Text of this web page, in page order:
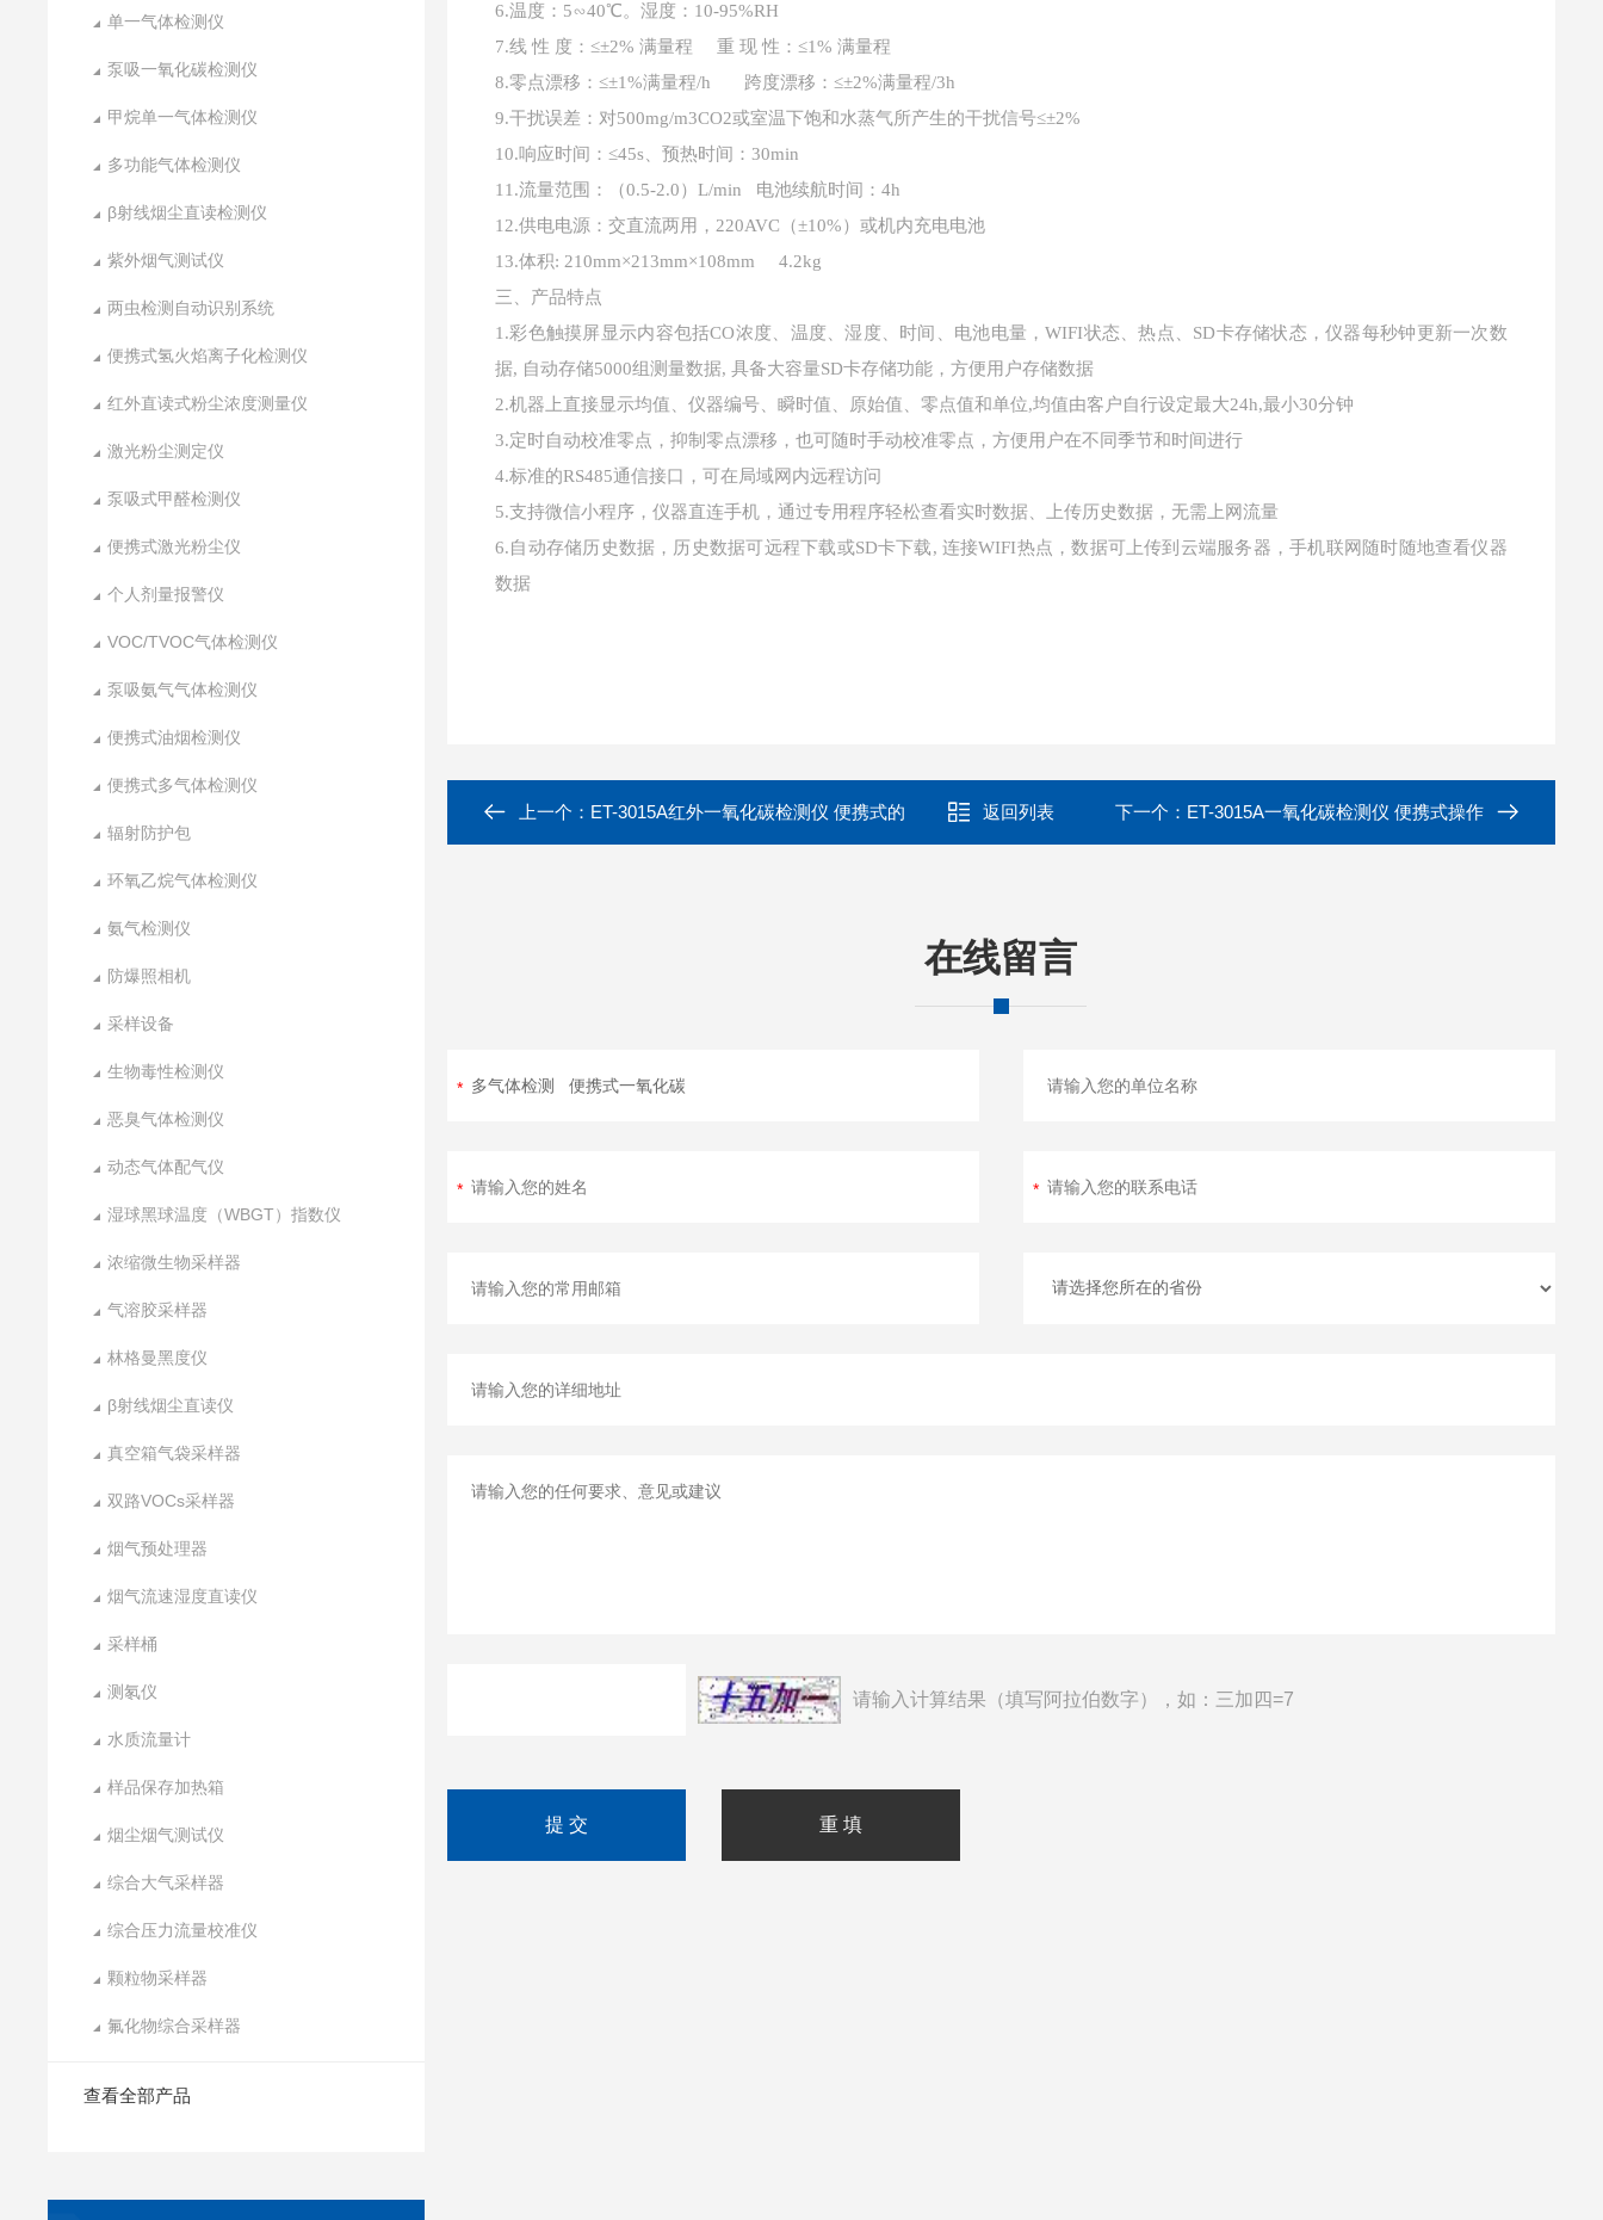
单一气体检测仪
泵吸一氧化碳检测仪
甲烷单一气体检测仪
多功能气体检测仪
β射线烟尘直读检测仪
紫外烟气测试仪
两虫检测自动识别系统
便携式氢火焰离子化检测仪
红外直读式粉尘浓度测量仪
激光粉尘测定仪
泵吸式甲醛检测仪
便携式激光粉尘仪
个人剂量报警仪
VOC/TVOC气体检测仪
泵吸氨气气体检测仪
便携式油烟检测仪
便携式多气体检测仪
辐射防护包
环氧乙烷气体检测仪
氨气检测仪
防爆照相机
采样设备
生物毒性检测仪
恶臭气体检测仪
动态气体配气仪
湿球黑球温度（WBGT）指数仪
浓缩微生物采样器
气溶胶采样器
林格曼黑度仪
β射线烟尘直读仪
真空箱气袋采样器
双路VOCs采样器
烟气预处理器
烟气流速湿度直读仪
采样桶
测氡仪
水质流量计
样品保存加热箱
烟尘烟气测试仪
综合大气采样器
综合压力流量校准仪
颗粒物采样器
氟化物综合采样器
查看全部产品
6.温度：5∽40℃。湿度 ： 10-95%RH
7.线 性 度：≤±2% 满量程 重 现 性：≤1% 满量程
8.零点漂移：≤±1%满量程/h 跨度漂移：≤±2%满量程/3h
9.干扰误差：对500mg/m3CO2或室温下饱和水蒸气所产生的干扰信号≤±2%
10.响应时间：≤45s、预热时间：30min
11.流量范围：（0.5-2.0）L/min 电池续航时间：4h
12.供电电源：交直流两用，220AVC（±10%）或机内充电电池
13.体积: 210mm×213mm×108mm 4.2kg
三、 产品特点
1.彩色触摸屏显示内容包括CO浓度、温度、湿度、时间、电池电量，WIFI状态、热点、SD卡存储状态，仪器每秒钟更新一次数
据, 自动存储5000组测量数据, 具备大容量SD卡存储功能，方便用户存储数据
2.机器上直接显示均值、仪器编号、瞬时值、原始值、零点值和单位,均值由客户自行设定最大24h,最小30分钟
3.定时自动校准零点，抑制零点漂移，也可随时手动校准零点，方便用户在不同季节和时间进行
4.标准的RS485通信接口，可在局域网内远程访问
5.支持微信小程序，仪器直连手机，通过专用程序轻松查看实时数据、上传历史数据，无需上网流量
6.自动存储历史数据，历史数据可远程下载或SD卡下载, 连接WIFI热点，数据可上传到云端服务器，手机联网随时随地查看仪器
数据
上一个： ET-3015A红外一氧化碳检测仪 便携式的 返回列表 下一个： ET-3015A一氧化碳检测仪 便携式操作
在线留言
请输入计算结果（填写阿拉伯数字），如：三加四=7